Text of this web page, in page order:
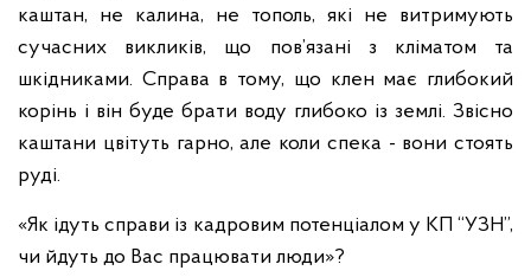
каштан, не калина, не тополь, які не витримують
сучасних викликів, що пов’язані з кліматом та
шкідниками. Справа в тому, що клен має глибокий
корінь і він буде брати воду глибоко із землі. Звісно
каштани цвітуть гарно, але коли спека - вони стоять
руді.
«Як ідуть справи із кадровим потенціалом у КП “УЗН”,
чи йдуть до Вас працювати люди»?